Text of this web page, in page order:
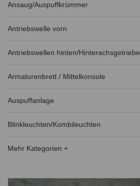
Ansaug/Auspuffkrümmer
Antriebswelle vorn
Antriebswellen hinten/Hinterachsgetriebe
Armaturenbrett / Mittelkonsole
Auspuffanlage
Blinkleuchten/Kombileuchten
Mehr Kategorien +